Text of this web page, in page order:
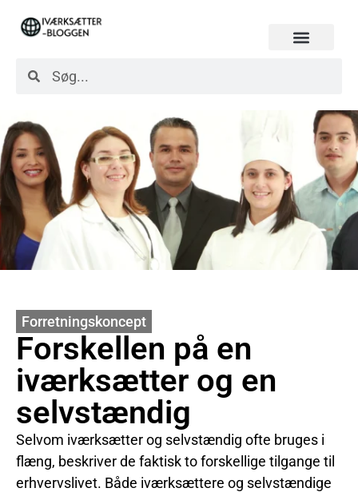
Forretningskoncept
Forskellen på en
iværksætter og en
selvstændig
Selvom iværksætter og selvstændig ofte bruges i
flæng, beskriver de faktisk to forskellige tilgange til
erhvervslivet. Både iværksættere og selvstændige